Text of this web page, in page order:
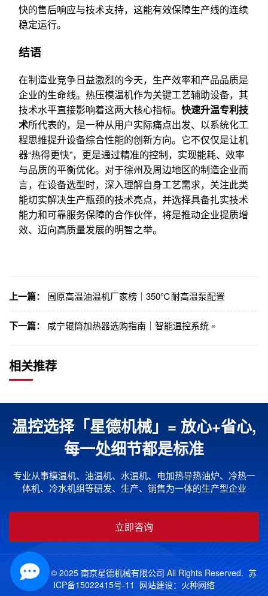
快的售后响应与技术支持，这能有效保障生产线的连续
稳定运行。
结语
在制造业竞争日益激烈的今天，生产效率和产品品质是
企业的生命线。热压模温机作为关键工艺辅助设备，其
技术水平直接影响着这两大核心指标。 快速升温专利技
术所代表的，是一种从用户实际痛点出发、以系统化工
程思维提升设备综合性能的创新方向。它不仅仅是让机
器“热得更快”，更是通过精准的控制，实现能耗、效率
与品质的平衡优化。对于徐州及周边地区的制造企业而
言，在设备选型时，深入理解自身工艺需求，关注此类
能切实解决生产瓶颈的技术亮点，并选择具备扎实技术
能力和可靠服务保障的合作伙伴，将是推动企业提质增
效、迈向高质量发展的明智之举。
上一篇： 固原高温油温机厂家榜｜350℃耐高温泵配置
下一篇： 咸宁辊筒加热器选购指南｜智能温控系统 »
相关推荐
温控选择「星德机械」= 放心+省心,
每一处细节都是标准
专业从事模温机、油温机、水温机、电加热导热油炉、冷热一
体机、冷水机组等研发、生产、销售为一体的生产型企业
立即咨询
Copyright © 2025 南京星德机械有限公司 All Rights Reserved. 苏
ICP备15022415号-11 网站建设： 火种网络